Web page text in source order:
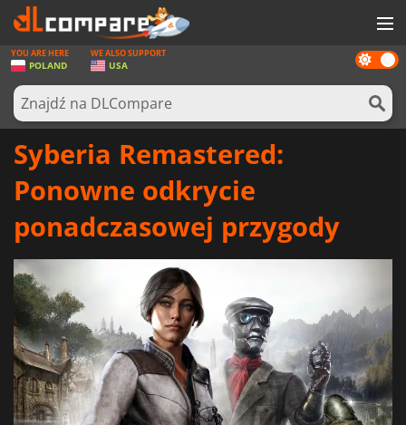
GRY
KARTY DO GIER
OPROGRAMOWANIE
REWARDS
AKTUALNOŚCI
ZALOGUJ SIĘ LUB ZAREJESTRUJ
Dark
mode
YOU ARE HERE
POLAND
WE ALSO SUPPORT
USA
Syberia Remastered:
Ponowne odkrycie
ponadczasowej przygody